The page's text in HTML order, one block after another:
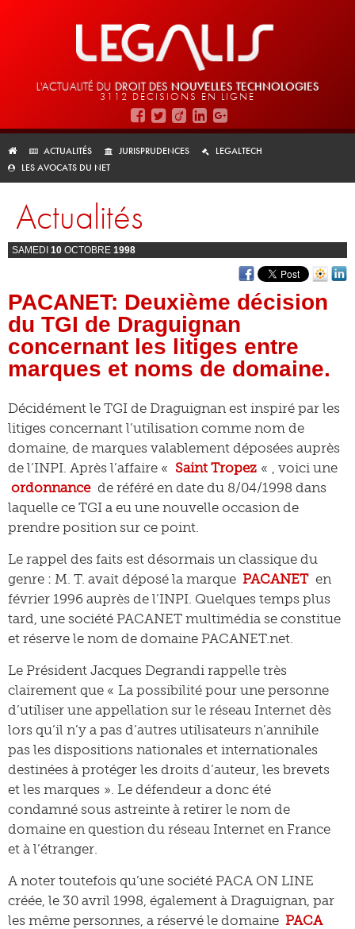
L'ACTUALITÉ DU DROIT DES NOUVELLES TECHNOLOGIES
3112 DÉCISIONS EN LIGNE
ACTUALITÉS JURISPRUDENCES
LEGALTECH
LES AVOCATS DU NET
Actualités
SAMEDI 10 OCTOBRE 1998
PACANET: Deuxième décision
du TGI de Draguignan
concernant les litiges entre
marques et noms de domaine.
Décidément le TGI de Draguignan est inspiré par les
litiges concernant l’utilisation comme nom de
domaine, de marques valablement déposées auprès
de l’INPI. Après l’affaire « Saint Tropez « , voici une
ordonnance de référé en date du 8/04/1998 dans
laquelle ce TGI a eu une nouvelle occasion de
prendre position sur ce point.
Le rappel des faits est désormais un classique du
genre : M. T. avait déposé la marque PACANET en
février 1996 auprès de l’INPI. Quelques temps plus
tard, une société PACANET multimédia se constitue
et réserve le nom de domaine PACANET.net.
Le Président Jacques Degrandi rappelle très
clairement que « La possibilité pour une personne
d’utiliser une appellation sur le réseau Internet dès
lors qu’il n’y a pas d’autres utilisateurs n’annihile
pas les dispositions nationales et internationales
destinées à protéger les droits d’auteur, les brevets
et les marques ». Le défendeur a donc été
condamné sous astreinte à retirer le nom de
domaine en question du réseau Internet en France
et à l’étranger.
A noter toutefois qu’une société PACA ON LINE
créée, le 30 avril 1998, également à Draguignan, par
les même personnes, a réservé le domaine PACA